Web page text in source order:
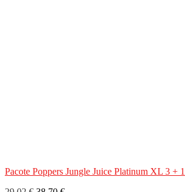
Pacote Poppers Jungle Juice Platinum XL 3 + 1